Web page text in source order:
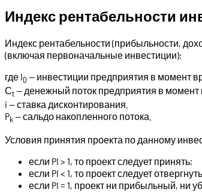
Индекс рентабельности
Индекс рентабельности (прибыльности,
(включая первоначальные инвестиции):
где I0 — инвестиции предприятия в момент
Сt— денежный поток предприятия в момент
i — ставка дисконтирования.
Pk— сальдо накопленного потока.
Условия принятия проекта по данному
если PI > 1, то проект следует принять;
если PI < 1, то проект следует
если PI = 1, проект ни прибыльный, ни